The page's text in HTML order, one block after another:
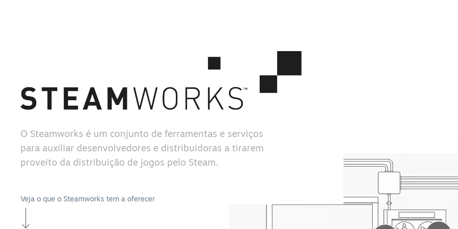
O Steamworks é um conjunto de ferramentas e serviços
para auxiliar desenvolvedores e distribuidoras a tirarem
proveito da distribuição de jogos pelo Steam.
Veja o que o Steamworks tem a oferecer